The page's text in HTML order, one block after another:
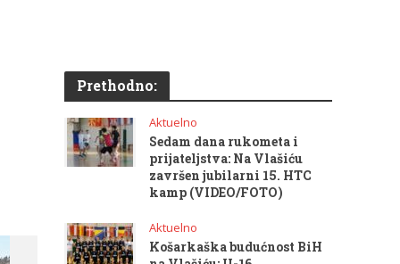
Prethodno:
Aktuelno
Sedam dana rukometa i
prijateljstva: Na Vlašiću
završen jubilarni 15. HTC
kamp (VIDEO/FOTO)
Aktuelno
Košarkaška budućnost BiH